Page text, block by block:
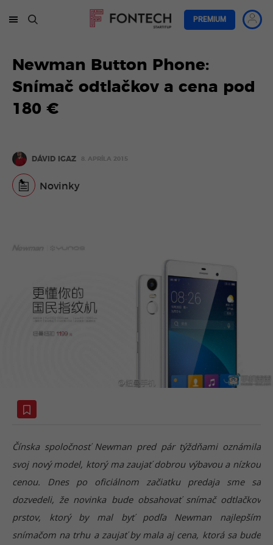
PREMIUM
Newman Button Phone:
Snímač odtlačkov a cena pod
180 €
DÁVID IGAZ 8. APRÍLA 2015
Novinky
Čínska spoločnosť Newman pred pár týždňami oznámila
svoj nový model, ktorý ma zaujať dobrou výbavou a nízkou
cenou. Dnes po oficiálnom začiatku predaja sme sa
dozvedeli, že novinka bude obsahovať snímač odtlačkov
prstov, ktorý by mal byť podľa Newman najlepším
snímačom na trhu a zaujať by mala aj cena, ktorá sa bude